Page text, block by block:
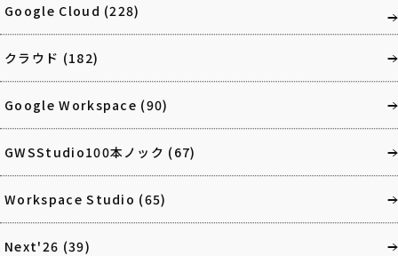
Google Cloud (228)
クラウド (182)
Google Workspace (90)
GWSStudio100本ノック (67)
Workspace Studio (65)
Next'26 (39)